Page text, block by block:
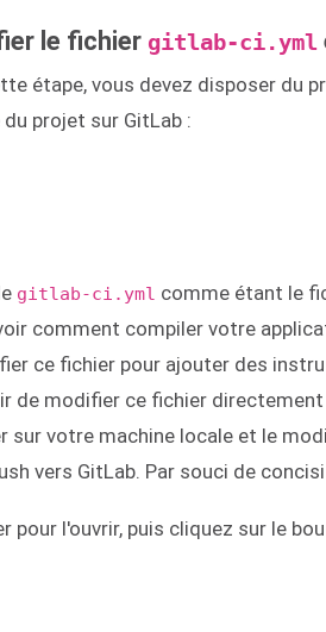
le fichier gitlab-ci.yml
étape, vous devez disposer du
projet sur GitLab :
gitlab-ci.yml comme étant le
comment compiler votre
ce fichier pour ajouter des
de modifier ce fichier
sur votre machine locale et le
vers GitLab. Par souci de
pour l'ouvrir, puis cliquez sur le